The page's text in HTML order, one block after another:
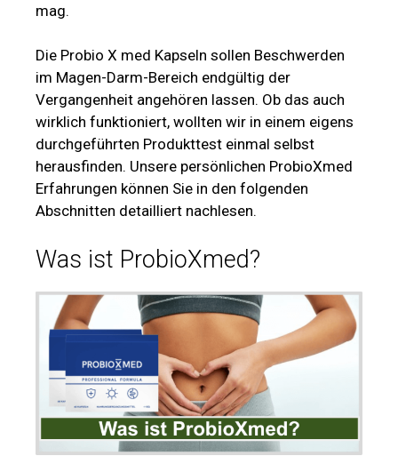
mag.
Die Probio X med Kapseln sollen Beschwerden
im Magen-Darm-Bereich endgültig der
Vergangenheit angehören lassen. Ob das auch
wirklich funktioniert, wollten wir in einem eigens
durchgeführten Produkttest einmal selbst
herausfinden. Unsere persönlichen ProbioXmed
Erfahrungen können Sie in den folgenden
Abschnitten detailliert nachlesen.
Was ist ProbioXmed?